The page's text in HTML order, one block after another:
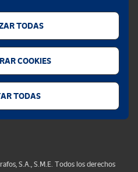
S.A., S.M.E. Todos los derechos
TODAS
COOKIES
TODAS